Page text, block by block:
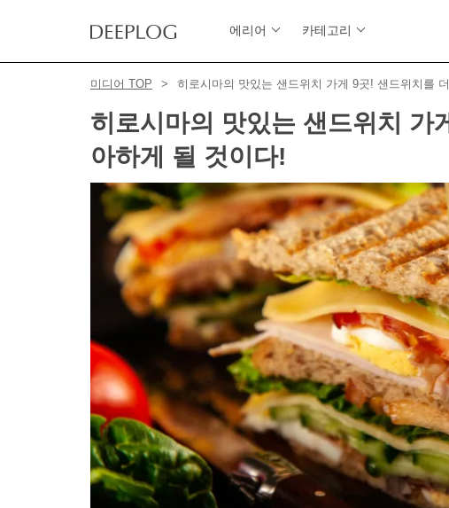
에리어 카테고리
미디어 TOP 히로시마의 맛있는 샌드위치 가게 9곳! 샌드위치를
히로시마의 맛있는 샌드위치 가
아하게 될 것이다!